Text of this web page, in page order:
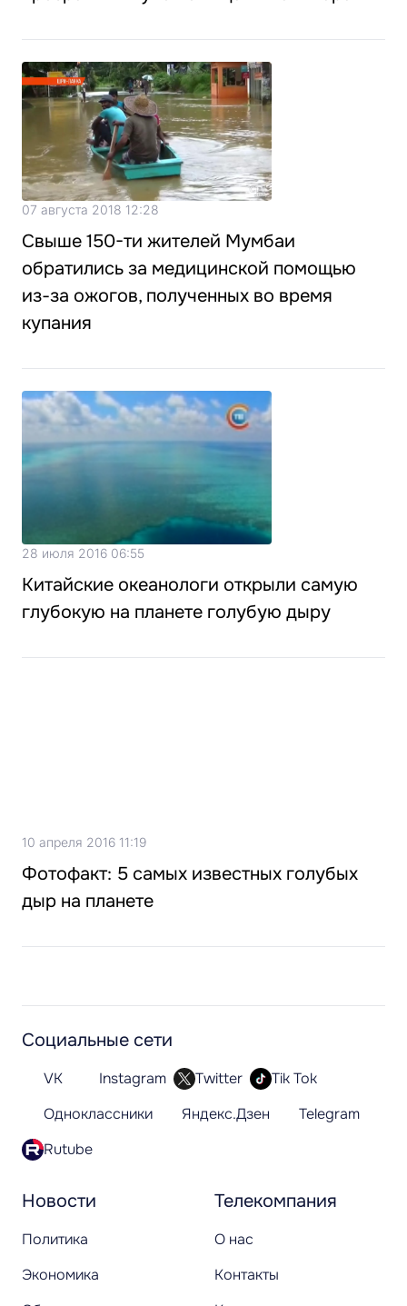
07 августа 2018 12:28
Свыше 150-ти жителей Мумбаи
обратились за медицинской помощью
из-за ожогов, полученных во время
купания
28 июля 2016 06:55
Китайские океанологи открыли самую
глубокую на планете голубую дыру
10 апреля 2016 11:19
Фотофакт: 5 самых известных голубых
дыр на планете
Новости
Политика
Экономика
Телекомпания
О нас
Контакты
Социальные сети
VK Instagram Twitter
Tik Tok
Одноклассники
Яндекс.Дзен
Telegram
Rutube